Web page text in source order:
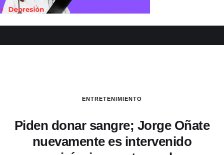
ENTRETENIMIENTO
Piden donar sangre; Jorge Oñate
nuevamente es intervenido